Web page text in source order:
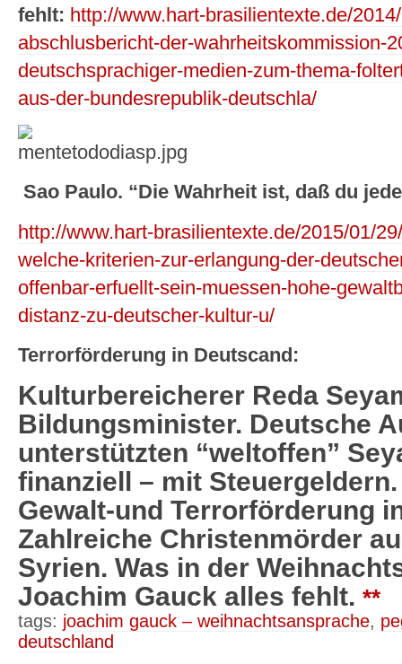
fehlt: http://www.hart-brasilientexte.de/
abschlusbericht-der-wahrheitskommission-
deutschsprachiger-medien-zum-thema-
aus-der-bundesrepublik-deutschla/
Sao Paulo. “Die Wahrheit ist, daß du
http://www.hart-brasilientexte.de/2015/01/
welche-kriterien-zur-erlangung-der-
offenbar-erfuellt-sein-muessen-hohe-
distanz-zu-deutscher-kultur-u/
Terrorförderung in Deutscand:
Kulturbereicherer Reda
Bildungsminister. Deutsche
unterstützten “weltoffen”
finanziell – mit
Gewalt-und Terrorförderung
Zahlreiche Christenmörder
Syrien. Was in der
Joachim Gauck alles fehlt. **
tags: joachim gauck – weihnachtsansprache,
deutschland